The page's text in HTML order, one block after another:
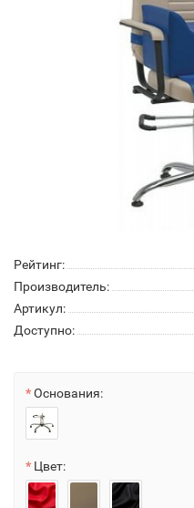
Рейтинг:
Производитель:
Артикул:
Доступно:
Основания:
Цвет: